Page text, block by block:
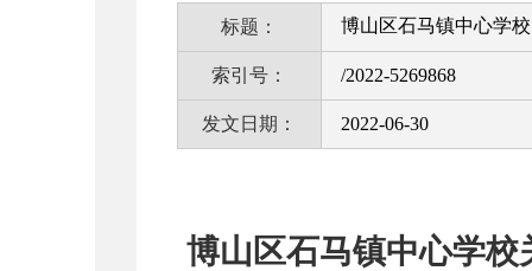
标题： 博山区石马镇中心学
索引号： /2022-5269868
发文日期： 2022-06-30
博山区石马镇中心学校